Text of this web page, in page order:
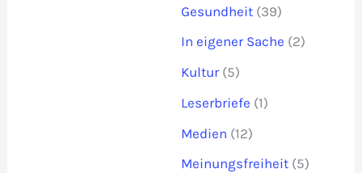
Gesundheit (39)
In eigener Sache (2)
Kultur (5)
Leserbriefe (1)
Medien (12)
Meinungsfreiheit (5)